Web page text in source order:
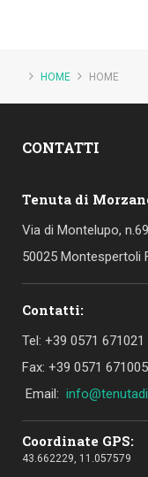
HOME HOME
CONTATTI
Tenuta di
Via di Montelupo,
50025 Montespertoli
Contatti:
Tel: +39 0571 671021
Fax: +39 0571 671005
Email:
Coordinate GPS:
43.662229, 11.057579